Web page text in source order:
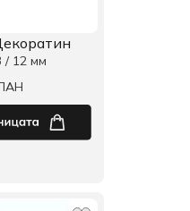
/ 12 мм